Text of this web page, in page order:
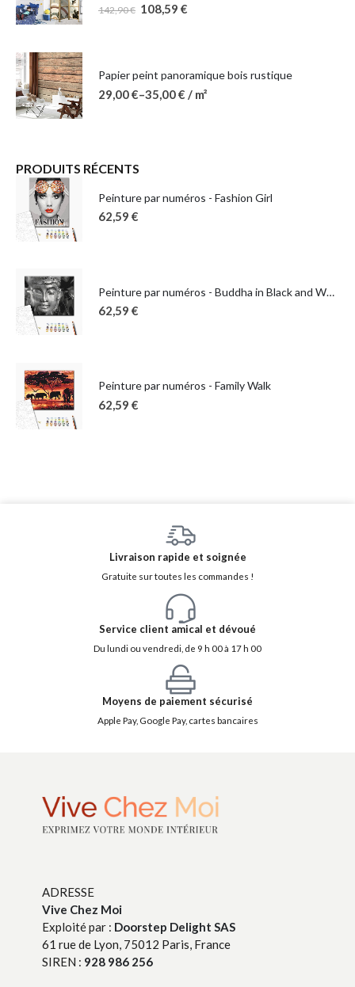
142,90€ 108,59 €
Papier peint panoramique bois rustique
29,00€–35,00€ / m²
PRODUITS RÉCENTS
Peinture par numéros - Fashion Girl
62,59 €
Peinture par numéros - Buddha in Black and White
62,59 €
Peinture par numéros - Family Walk
62,59 €
Livraison rapide et soignée
Gratuite sur toutes les commandes !
Service client amical et dévoué
Du lundi ou vendredi, de 9 h 00 à 17 h 00
Moyens de paiement sécurisé
Apple Pay, Google Pay, cartes bancaires
ADRESSE
Vive Chez Moi
Exploité par : Doorstep Delight SAS
61 rue de Lyon, 75012 Paris, France
SIREN : 928 986 256